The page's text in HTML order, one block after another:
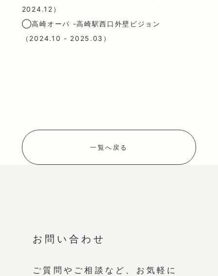
2024.12）
◯高崎オーパ -高崎駅西口外壁ビジョン
（2024.10 - 2025.03）
一覧へ戻る
お問い合わせ
ご質問やご相談など、 お気軽に